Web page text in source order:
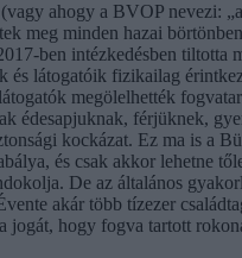
ahogy a BVOP nevezi:
meg minden hazai
ben intézkedésben tiltotta
és látogatóik fizikailag
megölelhették
édesapjuknak, férjüknek,
kockázat. Ez ma is a
és csak akkor lehetne
De az általános
akár több tízezer
jogát, hogy fogva tartott